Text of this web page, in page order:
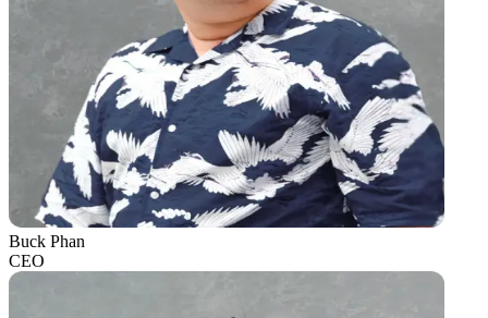
Buck Phan
CEO